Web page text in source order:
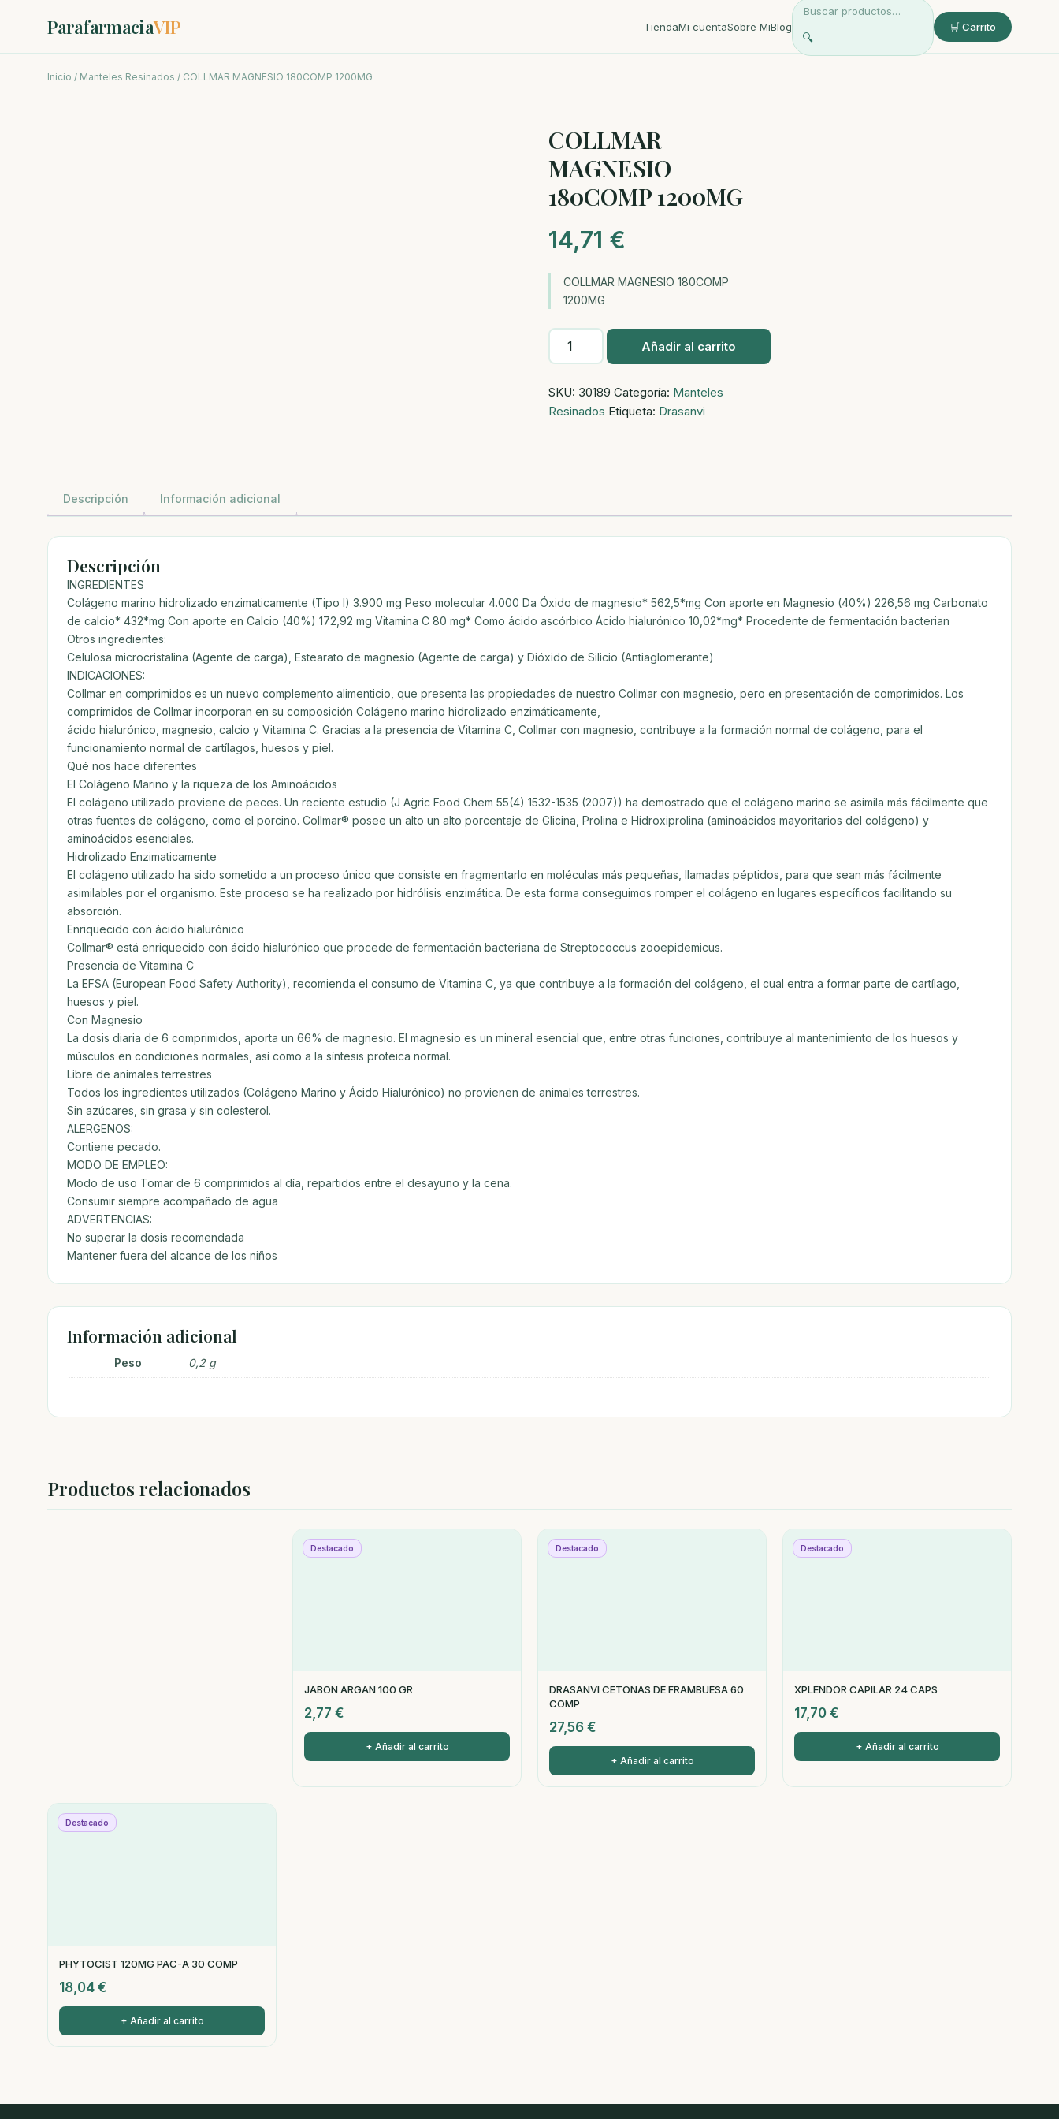
ParafarmaciaVIP TiendaMi cuentaSobre MiBlog
🔍
🛒 Carrito
Inicio / Manteles Resinados / COLLMAR MAGNESIO 180COMP 1200MG
COLLMAR
MAGNESIO
180COMP 1200MG
14,71 €
COLLMAR MAGNESIO 180COMP
1200MG
COLLMAR
MAGNESIO
1200MG
cantidad
Añadir al carrito
SKU: 30189 Categoría: Manteles
Resinados Etiqueta: Drasanvi
Descripción Información adicional
Descripción
INGREDIENTES
Colágeno marino hidrolizado enzimaticamente (Tipo I) 3.900 mg Peso molecular 4.000 Da Óxido de magnesio* 562,5*mg Con aporte en Magnesio (40%) 226,56 mg Carbonato
de calcio* 432*mg Con aporte en Calcio (40%) 172,92 mg Vitamina C 80 mg* Como ácido ascórbico Ácido hialurónico 10,02*mg* Procedente de fermentación bacterian
Otros ingredientes:
Celulosa microcristalina (Agente de carga), Estearato de magnesio (Agente de carga) y Dióxido de Silicio (Antiaglomerante)
INDICACIONES:
Collmar en comprimidos es un nuevo complemento alimenticio, que presenta las propiedades de nuestro Collmar con magnesio, pero en presentación de comprimidos. Los
comprimidos de Collmar incorporan en su composición Colágeno marino hidrolizado enzimáticamente,
ácido hialurónico, magnesio, calcio y Vitamina C. Gracias a la presencia de Vitamina C, Collmar con magnesio, contribuye a la formación normal de colágeno, para el
funcionamiento normal de cartílagos, huesos y piel.
Qué nos hace diferentes
El Colágeno Marino y la riqueza de los Aminoácidos
El colágeno utilizado proviene de peces. Un reciente estudio (J Agric Food Chem 55(4) 1532-1535 (2007)) ha demostrado que el colágeno marino se asimila más fácilmente que
otras fuentes de colágeno, como el porcino. Collmar® posee un alto un alto porcentaje de Glicina, Prolina e Hidroxiprolina (aminoácidos mayoritarios del colágeno) y
aminoácidos esenciales.
Hidrolizado Enzimaticamente
El colágeno utilizado ha sido sometido a un proceso único que consiste en fragmentarlo en moléculas más pequeñas, llamadas péptidos, para que sean más fácilmente
asimilables por el organismo. Este proceso se ha realizado por hidrólisis enzimática. De esta forma conseguimos romper el colágeno en lugares específicos facilitando su
absorción.
Enriquecido con ácido hialurónico
Collmar® está enriquecido con ácido hialurónico que procede de fermentación bacteriana de Streptococcus zooepidemicus.
Presencia de Vitamina C
La EFSA (European Food Safety Authority), recomienda el consumo de Vitamina C, ya que contribuye a la formación del colágeno, el cual entra a formar parte de cartílago,
huesos y piel.
Con Magnesio
La dosis diaria de 6 comprimidos, aporta un 66% de magnesio. El magnesio es un mineral esencial que, entre otras funciones, contribuye al mantenimiento de los huesos y
músculos en condiciones normales, así como a la síntesis proteica normal.
Libre de animales terrestres
Todos los ingredientes utilizados (Colágeno Marino y Ácido Hialurónico) no provienen de animales terrestres.
Sin azúcares, sin grasa y sin colesterol.
ALERGENOS:
Contiene pecado.
MODO DE EMPLEO:
Modo de uso Tomar de 6 comprimidos al día, repartidos entre el desayuno y la cena.
Consumir siempre acompañado de agua
ADVERTENCIAS:
No superar la dosis recomendada
Mantener fuera del alcance de los niños
Información adicional
Peso 0,2 g
Productos relacionados
Destacado
JABON ARGAN 100 GR
2,77 €
+ Añadir al carrito
Destacado
DRASANVI CETONAS DE FRAMBUESA 60
COMP
27,56 €
+ Añadir al carrito
Destacado
XPLENDOR CAPILAR 24 CAPS
17,70 €
+ Añadir al carrito
Destacado
PHYTOCIST 120MG PAC-A 30 COMP
18,04 €
+ Añadir al carrito